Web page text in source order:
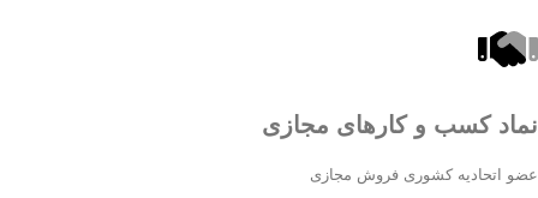
نماد کسب و کارهای مجازی
عضو اتحادیه کشوری فروش مجازی